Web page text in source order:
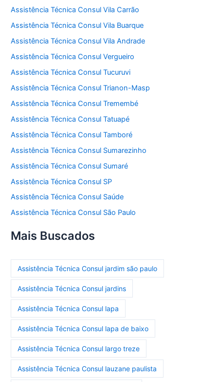
Assistência Técnica Consul Vila Carrão
Assistência Técnica Consul Vila Buarque
Assistência Técnica Consul Vila Andrade
Assistência Técnica Consul Vergueiro
Assistência Técnica Consul Tucuruvi
Assistência Técnica Consul Trianon-Masp
Assistência Técnica Consul Tremembé
Assistência Técnica Consul Tatuapé
Assistência Técnica Consul Tamboré
Assistência Técnica Consul Sumarezinho
Assistência Técnica Consul Sumaré
Assistência Técnica Consul SP
Assistência Técnica Consul Saúde
Assistência Técnica Consul São Paulo
Mais Buscados
Assistência Técnica Consul jardim são paulo
Assistência Técnica Consul jardins
Assistência Técnica Consul lapa
Assistência Técnica Consul lapa de baixo
Assistência Técnica Consul largo treze
Assistência Técnica Consul lauzane paulista